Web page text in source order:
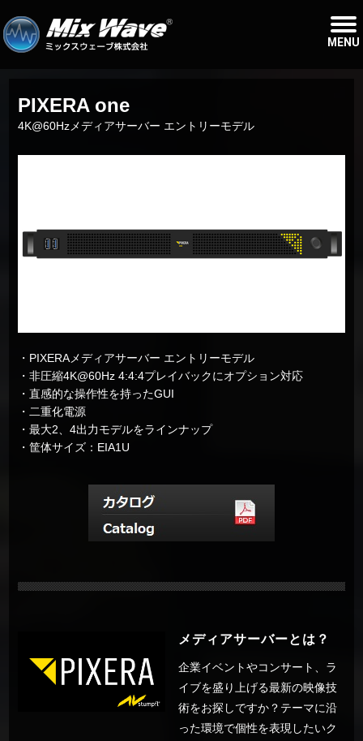
MENU
PIXERA one
4K@60Hzメディアサーバー エントリーモデル
・PIXERAメディアサーバー エントリーモデル
・非圧縮4K@60Hz 4:4:4プレイバックにオプション対応
・直感的な操作性を持ったGUI
・二重化電源
・最大2、4出力モデルをラインナップ
・筐体サイズ：EIA1U
メディアサーバーとは？
企業イベントやコンサート、ラ
イブを盛り上げる最新の映像技
術をお探しですか？テーマに沿
った環境で個性を表現したいク